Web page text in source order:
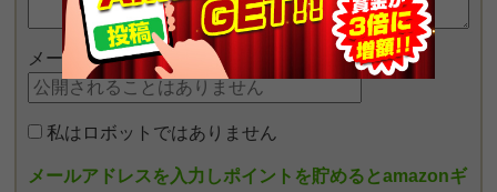
メールアドレス
私はロボットではありません
メールアドレスを入力しポイントを貯めるとamazonギ